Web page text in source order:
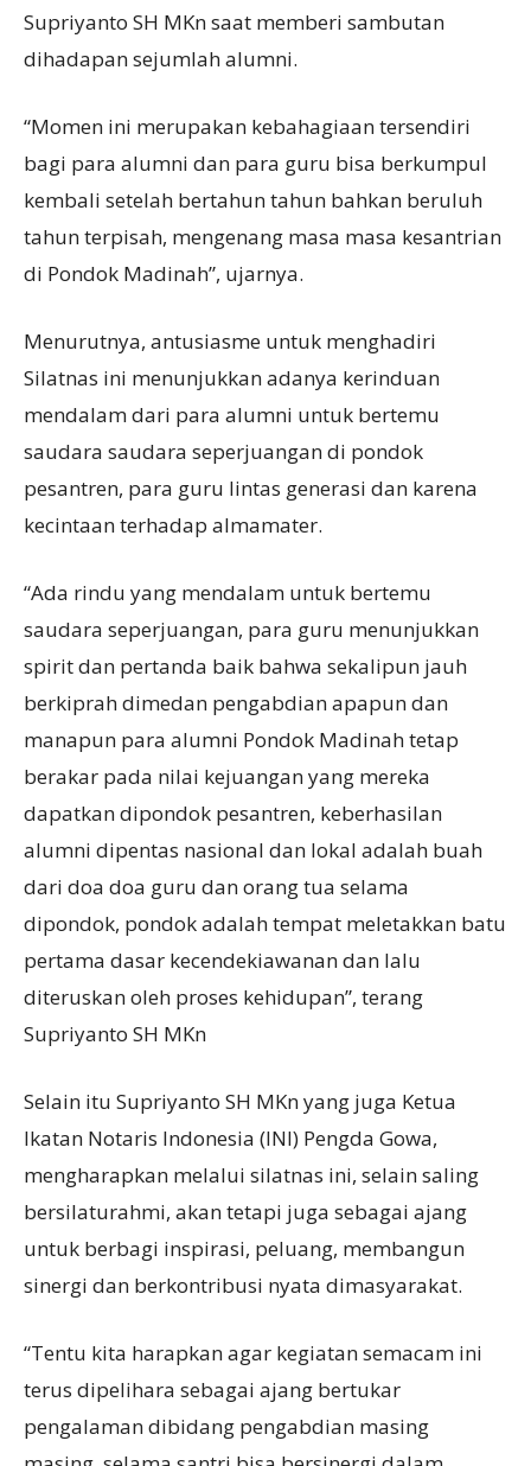
Supriyanto SH MKn saat memberi sambutan
dihadapan sejumlah alumni.
“Momen ini merupakan kebahagiaan tersendiri
bagi para alumni dan para guru bisa berkumpul
kembali setelah bertahun tahun bahkan beruluh
tahun terpisah, mengenang masa masa kesantrian
di Pondok Madinah”, ujarnya.
Menurutnya, antusiasme untuk menghadiri
Silatnas ini menunjukkan adanya kerinduan
mendalam dari para alumni untuk bertemu
saudara saudara seperjuangan di pondok
pesantren, para guru lintas generasi dan karena
kecintaan terhadap almamater.
“Ada rindu yang mendalam untuk bertemu
saudara seperjuangan, para guru menunjukkan
spirit dan pertanda baik bahwa sekalipun jauh
berkiprah dimedan pengabdian apapun dan
manapun para alumni Pondok Madinah tetap
berakar pada nilai kejuangan yang mereka
dapatkan dipondok pesantren, keberhasilan
alumni dipentas nasional dan lokal adalah buah
dari doa doa guru dan orang tua selama
dipondok, pondok adalah tempat meletakkan batu
pertama dasar kecendekiawanan dan lalu
diteruskan oleh proses kehidupan”, terang
Supriyanto SH MKn
Selain itu Supriyanto SH MKn yang juga Ketua
Ikatan Notaris Indonesia (INI) Pengda Gowa,
mengharapkan melalui silatnas ini, selain saling
bersilaturahmi, akan tetapi juga sebagai ajang
untuk berbagi inspirasi, peluang, membangun
sinergi dan berkontribusi nyata dimasyarakat.
“Tentu kita harapkan agar kegiatan semacam ini
terus dipelihara sebagai ajang bertukar
pengalaman dibidang pengabdian masing